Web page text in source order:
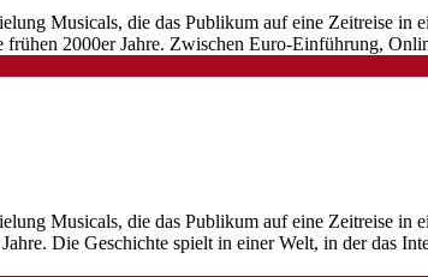
Musicals, die das Publikum auf eine Zeitreise
2000er Jahre. Zwischen Euro-Einführung,
Musicals, die das Publikum auf eine Zeitreise
Die Geschichte spielt in einer Welt, in der das